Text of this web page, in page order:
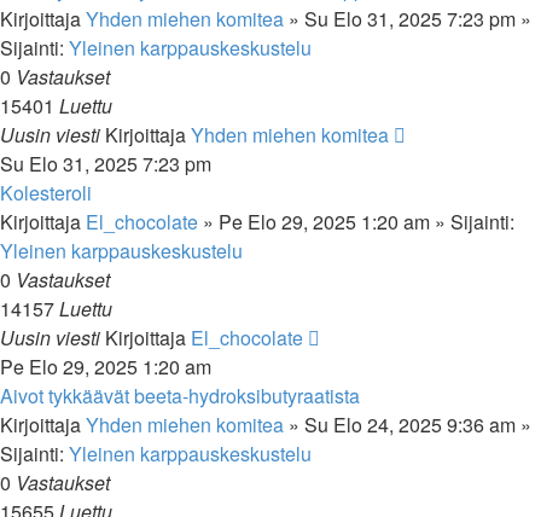
KirjoittajaYhden miehen komitea » Su Elo 31, 2025 7:23 pm »
Sijainti: Yleinen karppauskeskustelu
0 Vastaukset
15401 Luettu
Uusin viesti KirjoittajaYhden miehen komitea
Su Elo 31, 2025 7:23 pm
Kolesteroli
Kirjoittaja El_chocolate » Pe Elo 29, 2025 1:20 am » Sijainti:
Yleinen karppauskeskustelu
0 Vastaukset
14157Luettu
Uusin viesti Kirjoittaja El_chocolate
Pe Elo 29, 2025 1:20 am
Aivot tykkäävät beeta-hydroksibutyraatista
KirjoittajaYhden miehen komitea » Su Elo 24, 2025 9:36 am »
Sijainti: Yleinen karppauskeskustelu
0 Vastaukset